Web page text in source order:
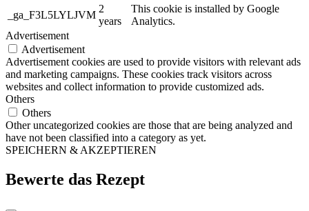
_ga_F3L5LYLJVM
2
years
This cookie is installed by Google
Analytics.
Advertisement
Advertisement
Advertisement cookies are used to provide visitors with relevant ads
and marketing campaigns. These cookies track visitors across
websites and collect information to provide customized ads.
Others
Others
Other uncategorized cookies are those that are being analyzed and
have not been classified into a category as yet.
SPEICHERN & AKZEPTIEREN
Bewerte das Rezept